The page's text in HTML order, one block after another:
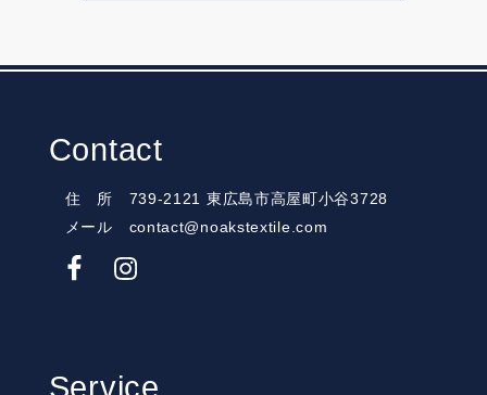
Contact
住 所 739-2121 東広島市高屋町小谷3728
メール contact@noakstextile.com
Service